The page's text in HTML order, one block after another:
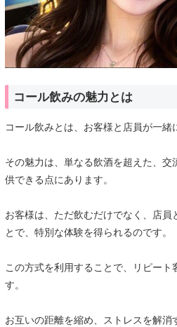
コール飲みの魅力とは
コール飲みとは、お客様と店員が一緒
その魅力は、単なる飲酒を超えた、交
供できる点にあります。
お客様は、ただ飲むだけでなく、店員
とで、特別な体験を得られるのです。
この方式を利用することで、リピート
す。
お互いの距離を縮め、ストレスを解消